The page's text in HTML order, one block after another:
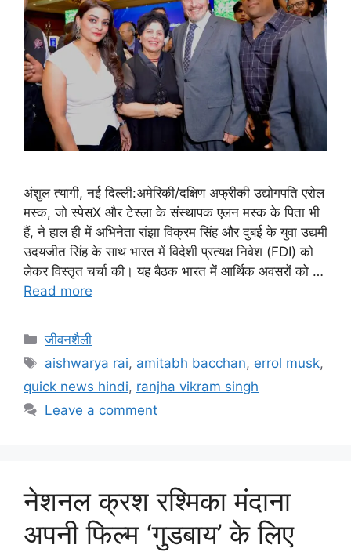
अंशुल त्यागी, नई दिल्ली:अमेरिकी/दक्षिण अफ्रीकी उद्योगपति एरोल
मस्क, जो स्पेसX और टेस्ला के संस्थापक एलन मस्क के पिता भी
हैं, ने हाल ही में अभिनेता रांझा विक्रम सिंह और दुबई के युवा उद्यमी
उदयजीत सिंह के साथ भारत में विदेशी प्रत्यक्ष निवेश (FDI) को
लेकर विस्तृत चर्चा की। यह बैठक भारत में आर्थिक अवसरों को …
Read more
जीवनशैली
aishwarya rai, amitabh bacchan, errol musk,
quick news hindi, ranjha vikram singh
Leave a comment
नेशनल क्रश रश्मिका मंदाना
अपनी फिल्म ‘गुडबाय’ के लिए